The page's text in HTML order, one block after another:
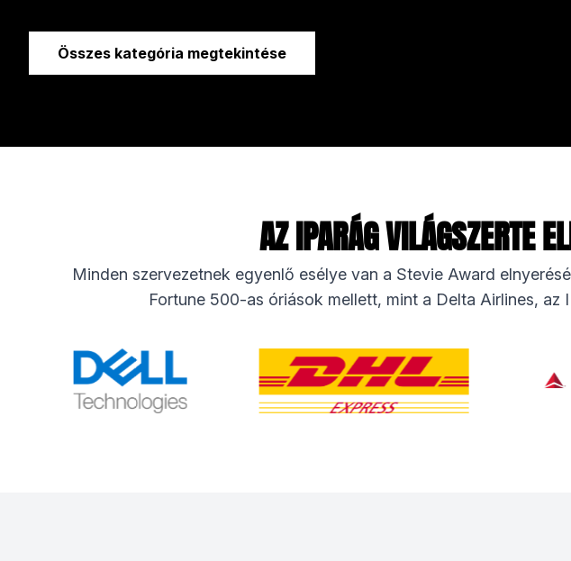
Összes kategória megtekintése
AZ IPARÁG VILÁGSZERTE
Minden szervezetnek egyenlő esélye van a Stevie Award
Fortune 500-as óriások mellett, mint a Delta Airlines,